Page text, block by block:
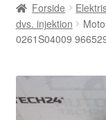
Betalinger
Forside
dvs. injektion
0261S04009